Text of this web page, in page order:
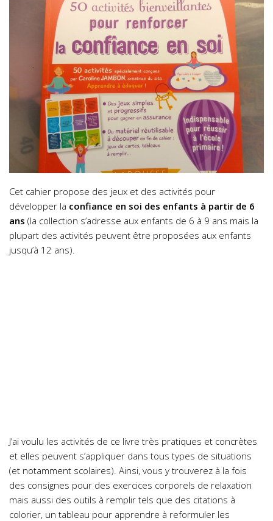
Cet cahier propose des jeux et des activités pour
développer la confiance en soi des enfants à partir de 6
ans (la collection s’adresse aux enfants de 6 à 9 ans mais la
plupart des activités peuvent être proposées aux enfants
jusqu’à 12 ans).
J’ai voulu les activités de ce livre très pratiques et concrètes
et elles peuvent s’appliquer dans tous types de situations
(et notamment scolaires). Ainsi, vous y trouverez à la fois
des consignes pour des exercices corporels de relaxation
mais aussi des outils à remplir tels que des citations à
colorier, un tableau pour apprendre à reformuler les